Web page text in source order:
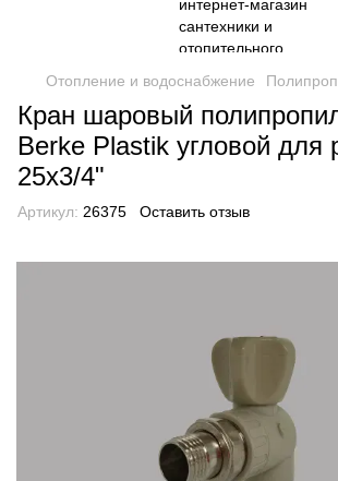
Отопление и водоснабжение
Кран шаровый
Berke Plastik угловой для
25х3/4"
Артикул: 26375 Оставить отзыв